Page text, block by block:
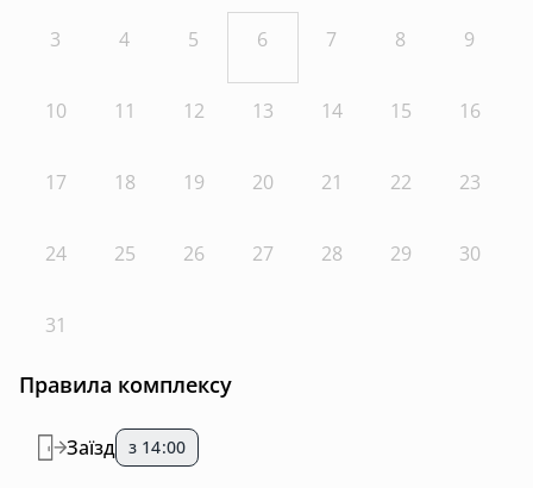
3 4 5 6 7 8 9
10 11 12 13 14 15 16
17 18 19 20 21 22 23
24 25 26 27 28 29 30
31
Правила комплексу
Заїзд з 14:00